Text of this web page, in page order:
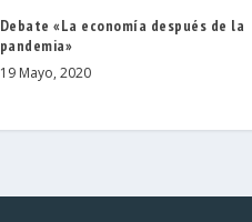
Debate «La economía después de la
pandemia»
19 Mayo, 2020